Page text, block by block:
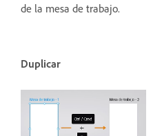
de la mesa de trabajo.
Duplicar